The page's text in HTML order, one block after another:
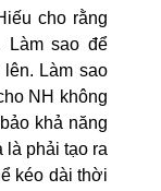
cho rằng
Làm sao để
Làm sao
NH không
khả năng
là phải tạo ra
kéo dài thời